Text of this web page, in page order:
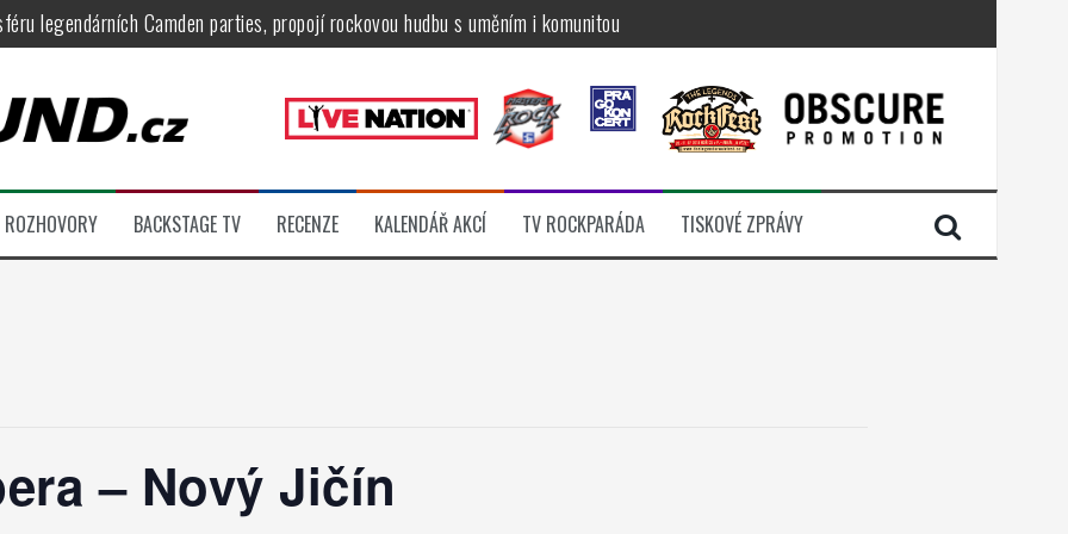
legendárních Camden parties, propojí rockovou hudbu s uměním i komunitou
zámeckou zahradu ovládli Dymytry, Krucipüsk, Tublatanka i Visací zámek
a Moonlight Haze probudili i poslední spáče, Freedom Call rozdávali radost
večer plný čistokrevného heavy metalu
ROZHOVORY BACKSTAGE TV RECENZE KALENDÁŘ AKCÍ TV ROCKPARÁDA TISKOVÉ ZPRÁVY
– Nový Jičín